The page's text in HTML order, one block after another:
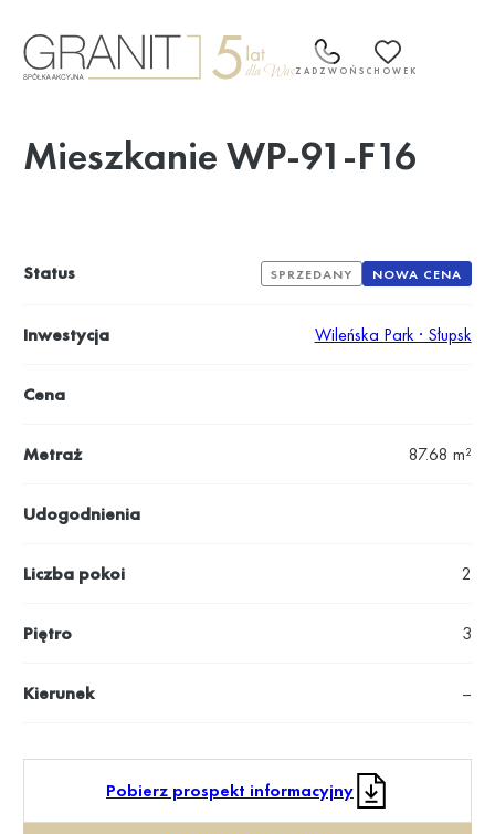
do
treści
ZADZWOŃ SCHOWEK
Mieszkanie WP-91-F16
Status SPRZEDANY NOWA CENA
Inwestycja Wileńska Park · Słupsk
Cena
Metraż 87.68 m²
Udogodnienia
Liczba pokoi 2
Piętro 3
Kierunek –
Pobierz prospekt informacyjny